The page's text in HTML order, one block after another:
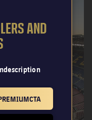
AND
BADGE GOLD